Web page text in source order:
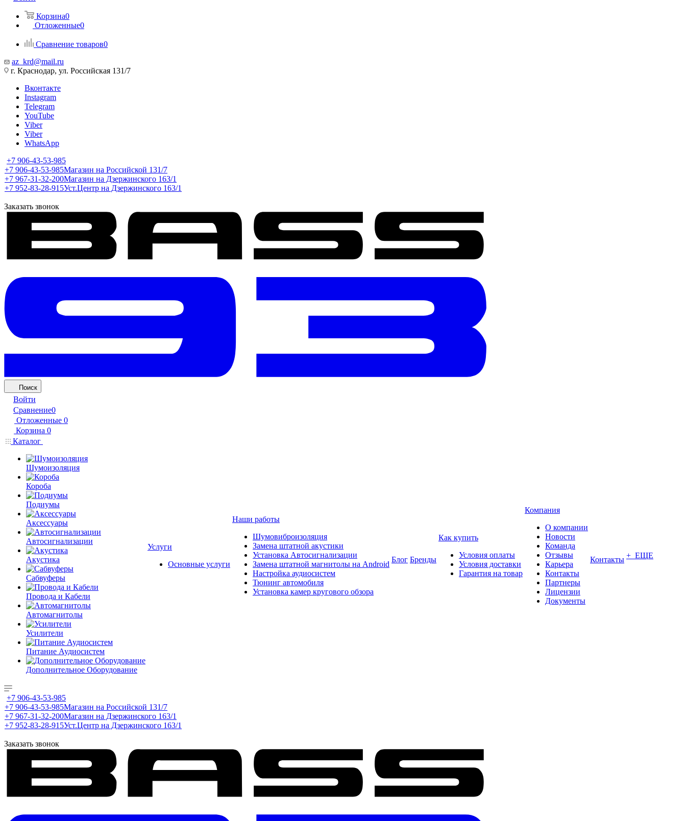
Корзина0
Отложенные0
Сравнение товаров0
az_krd@mail.ru
г. Краснодар, ул. Российская 131/7
Вконтакте
Instagram
Telegram
YouTube
Viber
Viber
WhatsApp
+7 906-43-53-985
+7 906-43-53-985Магазин на Российской 131/7
+7 967-31-32-200Магазин на Дзержинского 163/1
+7 952-83-28-915Уст.Центр на Дзержинского 163/1
Заказать звонок
Поиск
Войти
Сравнение0
Отложенные 0
Корзина 0
Каталог
Шумоизоляция
Короба
Подиумы
Аксессуары
Автосигнализации
Акустика
Сабвуферы
Провода и Кабели
Автомагнитолы
Усилители
Питание Аудиосистем
Дополнительное Оборудование
Услуги
Основные услуги
Наши работы
Шумовиброизоляция
Замена штатной акустики
Установка Автосигнализации
Замена штатной магнитолы на Android
Настройка аудиосистем
Тюнинг автомобиля
Установка камер кругового обзора
Блог Бренды
Как купить
Условия оплаты
Условия доставки
Гарантия на товар
Компания
О компании
Новости
Команда
Отзывы
Карьера
Контакты
Партнеры
Лицензии
Документы
Контакты + ЕЩЕ
+7 906-43-53-985
+7 906-43-53-985Магазин на Российской 131/7
+7 967-31-32-200Магазин на Дзержинского 163/1
+7 952-83-28-915Уст.Центр на Дзержинского 163/1
Заказать звонок